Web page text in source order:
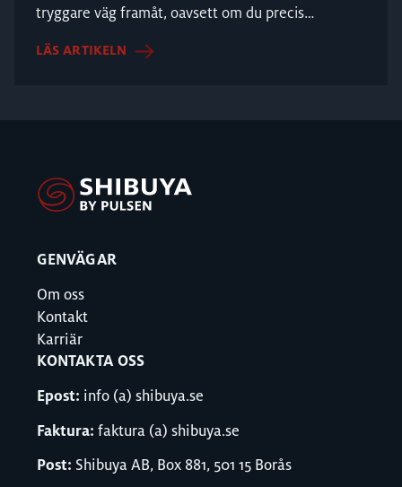
tryggare väg framåt, oavsett om du precis
LÄS ARTIKELN
GENVÄGAR
Om oss
Kontakt
Karriär
KONTAKTA OSS
Epost: info (a) shibuya.se
Faktura: faktura (a) shibuya.se
Post: Shibuya AB, Box 881, 501 15 Borås